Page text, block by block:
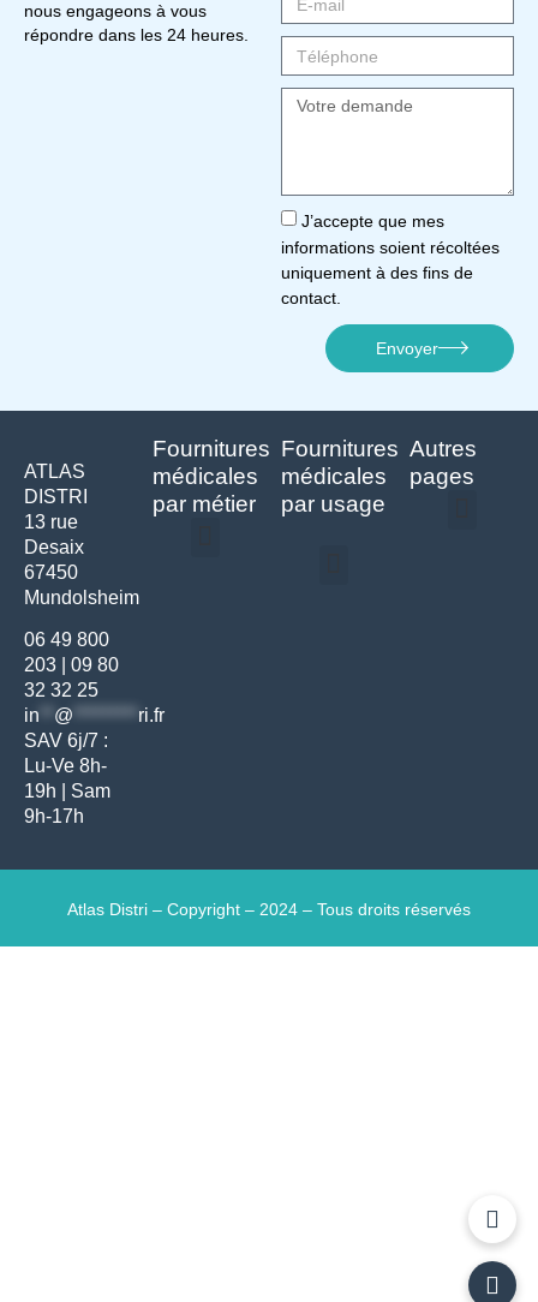
nous engageons à vous
répondre dans les 24 heures.
J’accepte que mes
informations soient récoltées
uniquement à des fins de
contact.
Envoyer
ATLAS
DISTRI
13 rue
Desaix
67450
Mundolsheim
06 49 800
203
09 80
32 32 25
in
@ ********* ri.fr
SAV 6j/7 :
Lu-Ve 8h-
19h | Sam
9h-17h
Fournitures
médicales
par métier
Fournitures
médicales
par usage
Autres
pages
Atlas Distri – Copyright – 2024 – Tous droits réservés